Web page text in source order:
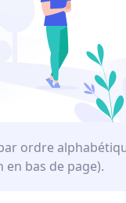
ordre
bas de page).